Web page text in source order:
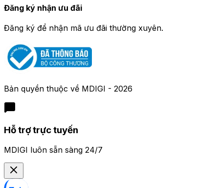
Đăng ký nhận ưu đãi
Đăng ký để nhận mã ưu đãi thường xuyên.
Bản quyền thuộc về MDIGI - 2026
Hỗ trợ trực tuyến
MDIGI luôn sẵn sàng 24/7